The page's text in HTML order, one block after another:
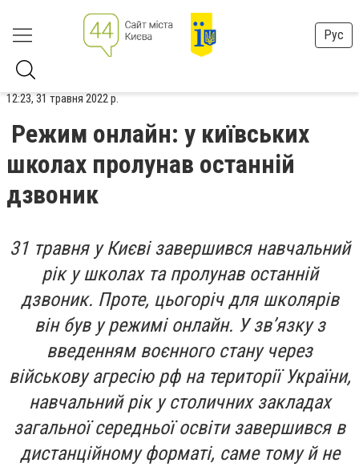
Рус
12:23, 31 травня 2022 р.
Режим онлайн: у київських
школах пролунав останній
дзвоник
31 травня у Києві завершився навчальний
рік у школах та пролунав останній
дзвоник. Проте, цьогоріч для школярів
він був у режимі онлайн. У зв’язку з
введенням воєнного стану через
військову агресію рф на території України,
навчальний рік у столичних закладах
загальної середньої освіти завершився в
дистанційному форматі, саме тому й не